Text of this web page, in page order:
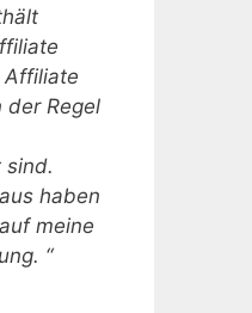
Affiliate
der Regel
sind.
haben
meine
“